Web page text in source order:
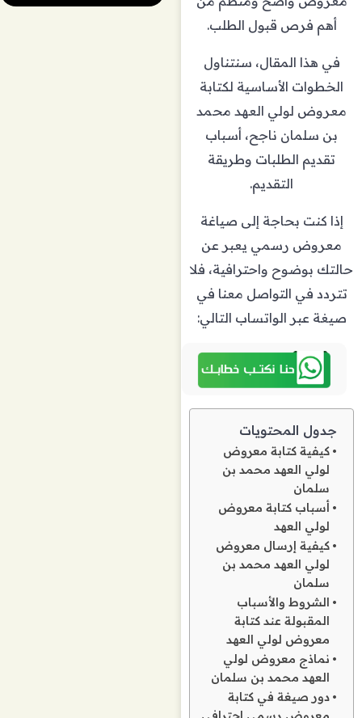
أهم فرص قبول الطلب.
في هذا المقال، سنتناول
الخطوات الأساسية لكتابة
معروض لولي العهد محمد
بن سلمان ناجح، أسباب
تقديم الطلبات وطريقة
التقديم.
إذا كنت بحاجة إلى صياغة
معروض رسمي يعبر عن
حالتك بوضوح واحترافية، فلا
تتردد في التواصل معنا في
صيغة عبر الواتساب التالي:
جدول المحتويات
كيفية كتابة معروض
لولي العهد محمد بن
سلمان
أسباب كتابة معروض
لولي العهد
كيفية إرسال معروض
لولي العهد محمد بن
سلمان
الشروط والأسباب
المقبولة عند كتابة
معروض لولي العهد
نماذج معروض لولي
العهد محمد بن سلمان
دور صيغة في كتابة